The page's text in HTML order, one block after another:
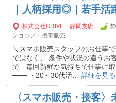
｜人柄採用◎｜若手活
株式会社GRIVE 静岡支店
ショップ・携帯販売
＼スマホ販売スタッフのお仕事
ではなく、 条件や状況の違うお
で、毎回新鮮な気持ちで仕事
─── ・20～30代活… 詳細を見る
〈スマホ販売・接客